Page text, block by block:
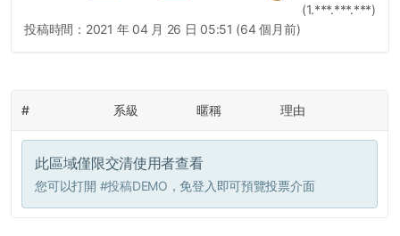
(1.***.***.***)
投稿時間： 2021 年 04 月 26 日 05:51 (64 個月前)
# 系級 暱稱 理由
此區域僅限交清使用者查看
您可以打開 #投稿DEMO ，免登入即可預覽投票介面